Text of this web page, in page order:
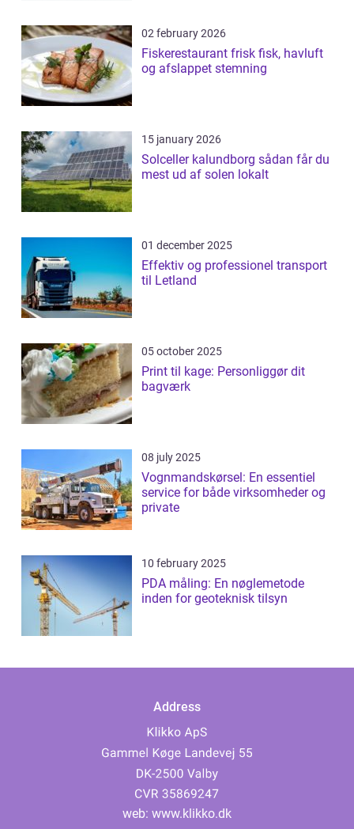
02 february 2026
Fiskerestaurant frisk fisk, havluft
og afslappet stemning
15 january 2026
Solceller kalundborg sådan får du
mest ud af solen lokalt
01 december 2025
Effektiv og professionel transport
til Letland
05 october 2025
Print til kage: Personliggør dit
bagværk
08 july 2025
Vognmandskørsel: En essentiel
service for både virksomheder og
private
10 february 2025
PDA måling: En nøglemetode
inden for geoteknisk tilsyn
Address
web: www.klikko.dk